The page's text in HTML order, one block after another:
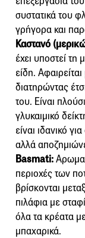
συστατικά του
γρήγορα και
Καστανό
έχει υποστεί
είδη.
διατηρώντας
του. Είναι
γλυκαιμικό
είναι ιδανικό
αλλά
Basmati:
περιοχές των
βρίσκονται
πιλάφια με
όλα τα κρέατα
μπαχαρικά.